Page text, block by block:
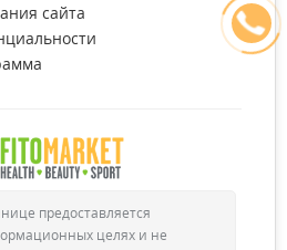
сайта
предоставляется
целях и не